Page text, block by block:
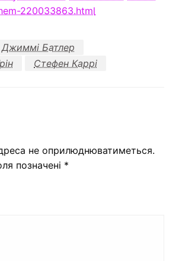
220033863.html
Джиммі Батлер
Стефен Каррі
не оприлюднюватиметься.
позначені *